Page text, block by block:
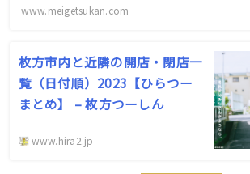
www.meigetsukan.com
枚方市内と近隣の開店・閉店一
覧（日付順）2023【ひらつー
まとめ】 – 枚方つーしん
www.hira2.jp